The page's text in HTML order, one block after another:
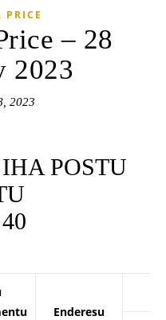
PRICE
– 28
2023
2023
POSTU
Enderesu